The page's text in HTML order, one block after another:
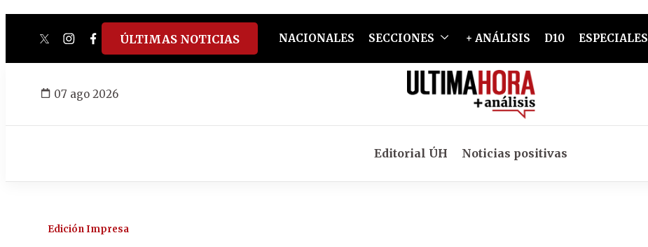
twitterinstagram
facebook
tiktokyoutube
spotify
ÚLTIMAS NOTICIAS NACIONALES SECCIONES + ANÁLISIS D10 ESPECIALES
07 ago 2026
Editorial ÚH Noticias positivas
Edición Impresa